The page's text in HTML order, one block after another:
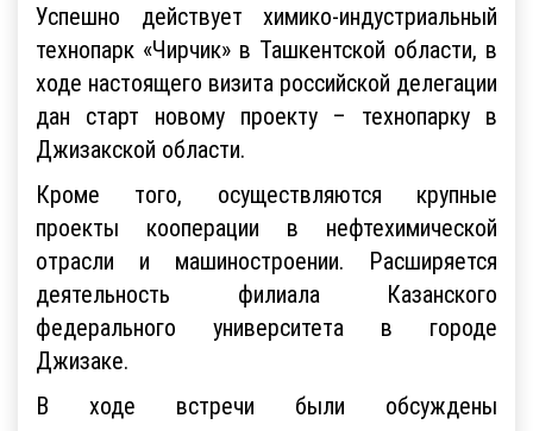
Успешно действует химико-индустриальный
технопарк «Чирчик» в Ташкентской области, в
ходе настоящего визита российской делегации
дан старт новому проекту – технопарку в
Джизакской области.
Кроме того, осуществляются крупные
проекты кооперации в нефтехимической
отрасли и машиностроении. Расширяется
деятельность филиала Казанского
федерального университета в городе
Джизаке.
В ходе встречи были обсуждены